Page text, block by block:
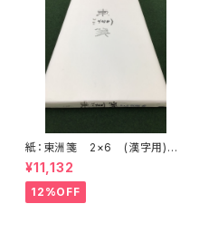
紙：東洲箋 2×6 (漢字用)
<商品番号1711>
¥11,132
12%OFF